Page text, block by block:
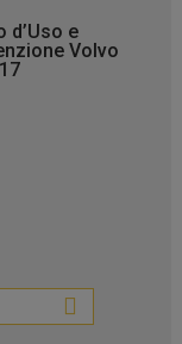
d’Uso e
Volvo